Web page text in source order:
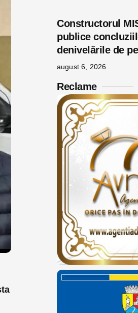
Constructorul
publice
denivelările de
august 6, 2026
Reclame